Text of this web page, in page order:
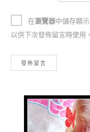
在瀏覽器中儲存顯
以供下次發佈留言時使用。